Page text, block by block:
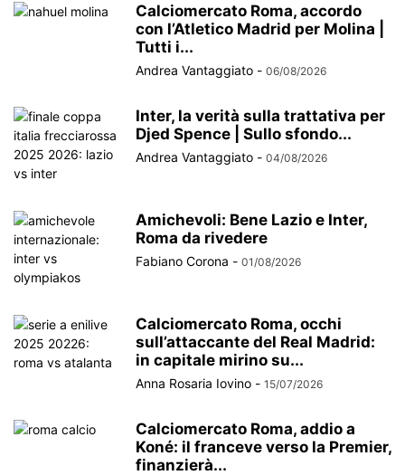
Calciomercato Roma, accordo
con l’Atletico Madrid per Molina |
Tutti i...
Andrea Vantaggiato - 06/08/2026
Inter, la verità sulla trattativa per
Djed Spence | Sullo sfondo...
Andrea Vantaggiato - 04/08/2026
Amichevoli: Bene Lazio e Inter,
Roma da rivedere
Fabiano Corona - 01/08/2026
Calciomercato Roma, occhi
sull’attaccante del Real Madrid:
in capitale mirino su...
Anna Rosaria Iovino - 15/07/2026
Calciomercato Roma, addio a
Koné: il franceve verso la Premier,
finanzierà...